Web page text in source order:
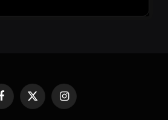
Facebook
X
(Twitter)
Instagram